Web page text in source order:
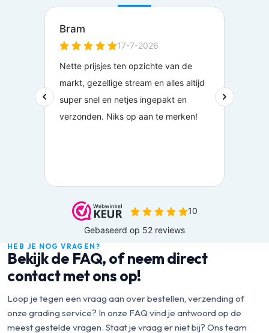
HEB JE NOG VRAGEN?
Bekijk de FAQ, of neem direct
contact met ons op!
Loop je tegen een vraag aan over bestellen, verzending of
onze grading service? In onze FAQ vind je antwoord op de
meest gestelde vragen. Staat je vraag er niet bij? Ons team